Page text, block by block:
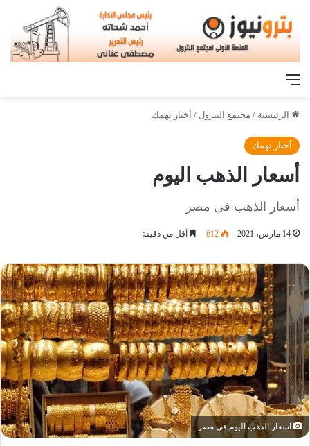
القائمة
الرئيسية / مجتمع البترول / أخبار تهمك
أخبار تهمك
أسعار الذهب اليوم
أسعار الذهب فى مصر
14 مارس، 2021 612 أقل من دقيقة
اسعار الذهب اليوم في مصر